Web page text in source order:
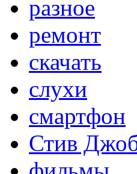
разное
ремонт
скачать
слухи
смартфон
Стив